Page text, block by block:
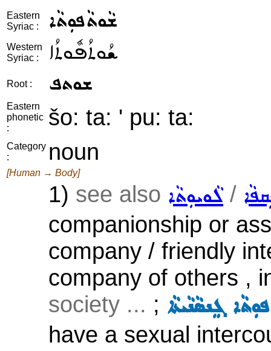
Eastern
Syriac :
ܫܵܘܬܵܦܘܼܬܵܐ
Western
Syriac :
ܫܳܘܬܳܦܽܘܬܳܐ
Root : ܫܘܬܦ
Eastern
phonetic
:
šo: ta: ' pu: ta:
Category
:
noun
[Human → Body]
1) see also ܠܵܘܝܘܼܬܵܐ/
companionship or
company / friendly
company of others ,
society ... ; ܓܸܢܣܵܢܵܝܬܵܐ
have a sexual